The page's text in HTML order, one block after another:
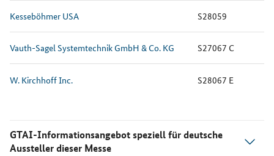
Kesseböhmer USA S28059
Vauth-Sagel Systemtechnik GmbH & Co. KG S27067 C
W. Kirchhoff Inc. S28067 E
GTAI-Informationsangebot speziell für deutsche
Aussteller dieser Messe